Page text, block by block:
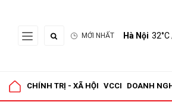
MỚI NHẤT Hà Nội 32°C
CHÍNH TRỊ - XÃ HỘI VCCI DOANH